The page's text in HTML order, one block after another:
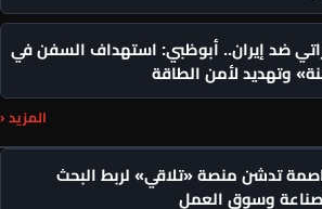
ضد إيران.. أبوظبي: استهداف السفن في
وتهديد لأمن الطاقة
المزيد ‹
تدشن منصة «تلاقي» لربط البحث
وسوق العمل